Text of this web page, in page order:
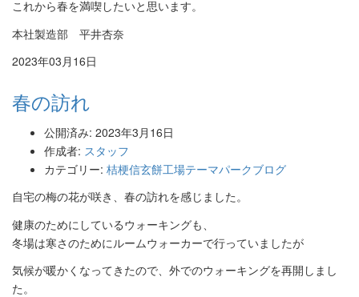
これから春を満喫したいと思います。
本社製造部 平井杏奈
2023年03月16日
春の訪れ
公開済み: 2023年3月16日
作成者: スタッフ
カテゴリー: 桔梗信玄餅工場テーマパークブログ
自宅の梅の花が咲き、春の訪れを感じました。
健康のためにしているウォーキングも、
冬場は寒さのためにルームウォーカーで行っていましたが
気候が暖かくなってきたので、外でのウォーキングを再開しまし
た。